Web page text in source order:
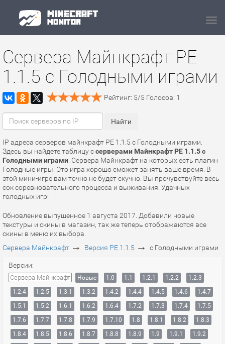
Сервера Майнкрафт PE
1.1.5 с Голодными играми
Рейтинг: 5/5 Голосов: 1
IP адреса серверов майнкрафт PE 1.1.5 с Голодными играми.
Здесь вы найдете таблицу ссерверами Майнкрафт PE 1.1.5 с
Голодными играми . Сервера Майнкрафт на которых есть плагин
Голодные игры. Это игра хорошо сможет занять ваше время. В
этой мини-игре вам точно не будет скучно. Вы прочувствуйте весь
сок соревновательного процесса и выживания. Удачных
голодных игр!
Обновление выпущенное 1 августа 2017. Добавили новые
текстуры и скины в магазин, так же теперь отображаются все
скины в меню их выбора.
Сервера Майнкрафт → Версия PE 1.1.5 → с Голодными играми
Версии:
Сервера Майнкрафт Новые 1.0 1.1 1.2.1 1.2.2
1.2.3
1.2.4
1.2.5 1.3.1 1.3.2 1.4.2 1.4.4 1.4.5 1.4.6
1.4.7
1.5.1
1.5.2 1.6.1 1.6.2 1.6.4 1.7.2 1.7.3 1.7.4
1.7.5
1.7.6
1.7.7 1.7.8 1.7.9 1.7.10 1.8 1.8.1 1.8.2
1.8.3
1.8.4
1.8.5 1.8.6 1.8.7 1.8.8 1.8.9 1.9 1.9.1
1.9.2